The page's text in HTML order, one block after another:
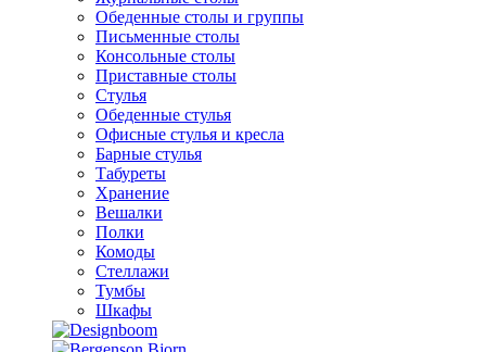
Обеденные столы и группы
Письменные столы
Консольные столы
Приставные столы
Стулья
Обеденные стулья
Офисные стулья и кресла
Барные стулья
Табуреты
Хранение
Вешалки
Полки
Комоды
Стеллажи
Тумбы
Шкафы